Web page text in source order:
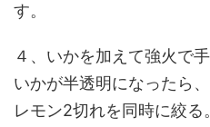
す。
４、いかを加えて強火で
いかが半透明になったら
レモン2切れを同時に絞る。